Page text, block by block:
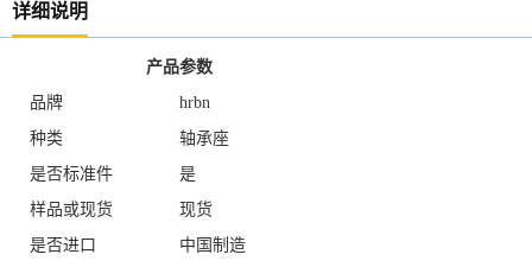
详细说明
产品参数
品牌
hrbn
种类
轴承座
是否标准件
是
样品或现货
现货
是否进口
中国制造